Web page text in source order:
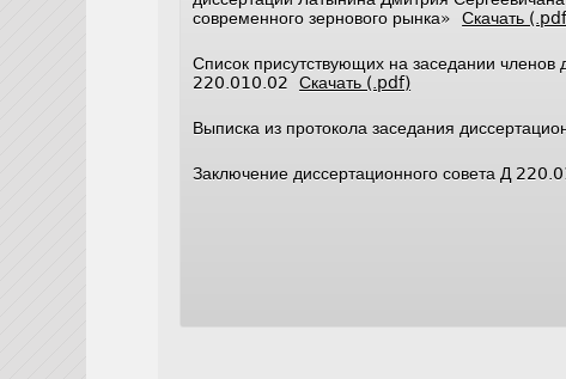
современного зернового рынка»Скачать
Список присутствующих на заседании членов
220.010.02Скачать (.pdf)
Выписка из протокола заседания
Заключение диссертационного совета Д